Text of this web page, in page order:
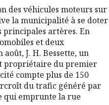
des véhicules moteurs sur
la municipalité à se doter
principales artères. En
et deux
J. H. Bessette, un
propriétaire du premier
compte plus de 150
du trafic généré par
qui emprunte la rue